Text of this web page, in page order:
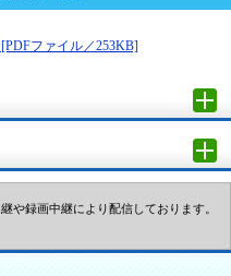
ファイル／253KB]
や録画中継により配信しております。